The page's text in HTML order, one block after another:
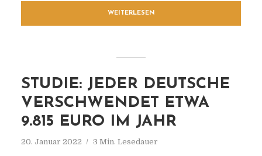
WEITERLESEN
STUDIE: JEDER DEUTSCHE
VERSCHWENDET ETWA
9.815 EURO IM JAHR
20. Januar 2022 3 Min. Lesedauer